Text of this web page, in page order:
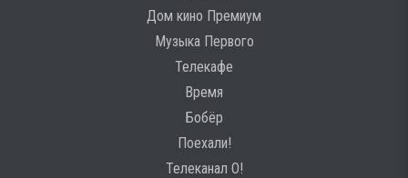
Дом кино Премиум
Музыка Первого
Телекафе
Время
Бобёр
Поехали!
Телеканал О!